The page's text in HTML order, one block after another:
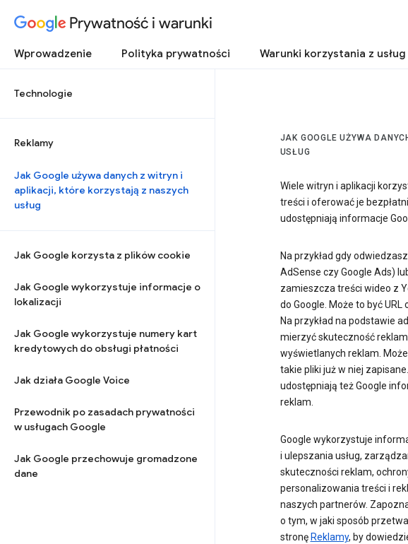
Prywatność i warunki
Wprowadzenie Polityka prywatności Warunki korzystania z usług
Technologie
Reklamy
Jak Google używa danych z witryn i
aplikacji, które korzystają z naszych
usług
Jak Google korzysta z plików cookie
Jak Google wykorzystuje informacje o
lokalizacji
Jak Google wykorzystuje numery kart
kredytowych do obsługi płatności
Jak działa Google Voice
Przewodnik po zasadach prywatności
w usługach Google
Jak Google przechowuje gromadzone
dane
JAK GOOGLE UŻYWA
USŁUG
Wiele witryn i aplikacji
treści i oferować je
udostępniają informacje
Na przykład gdy
AdSense czy Google Ads)
zamieszcza treści wideo z
do Google. Może to być
Na przykład na podstawie
mierzyć skuteczność
wyświetlanych reklam.
takie pliki już w niej
udostępniają też Google
reklam.
Google wykorzystuje
i ulepszania usług,
skuteczności reklam,
personalizowania treści i
naszych partnerów.
o tym, w jaki sposób
stronę Reklamy, by